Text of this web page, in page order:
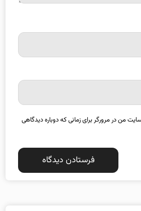
من در مرورگر برای زمانی که دوباره دیدگاهی